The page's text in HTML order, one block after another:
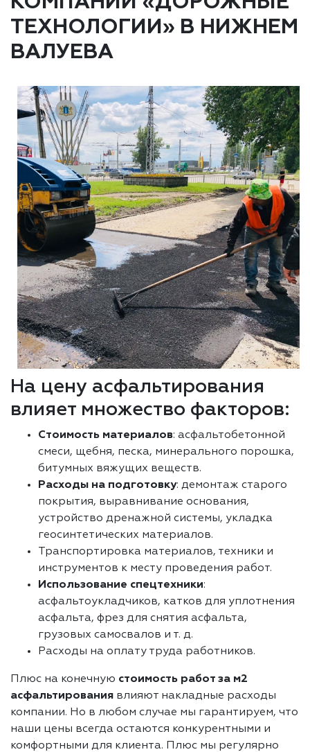
ТЕХНОЛОГИИ» В НИЖНЕМ
ВАЛУЕВА
На цену асфальтирования
влияет множество факторов:
Стоимость материалов: асфальтобетонной
смеси, щебня, песка, минерального порошка,
битумных вяжущих веществ.
Расходы на подготовку: демонтаж старого
покрытия, выравнивание основания,
устройство дренажной системы, укладка
геосинтетических материалов.
Транспортировка материалов, техники и
инструментов к месту проведения работ.
Использование спецтехники:
асфальтоукладчиков, катков для уплотнения
асфальта, фрез для снятия асфальта,
грузовых самосвалов и т. д.
Расходы на оплату труда работников.
Плюс на конечную стоимость работ за м2
асфальтирования влияют накладные расходы
компании. Но в любом случае мы гарантируем, что
наши цены всегда остаются конкурентными и
комфортными для клиента. Плюс мы регулярно